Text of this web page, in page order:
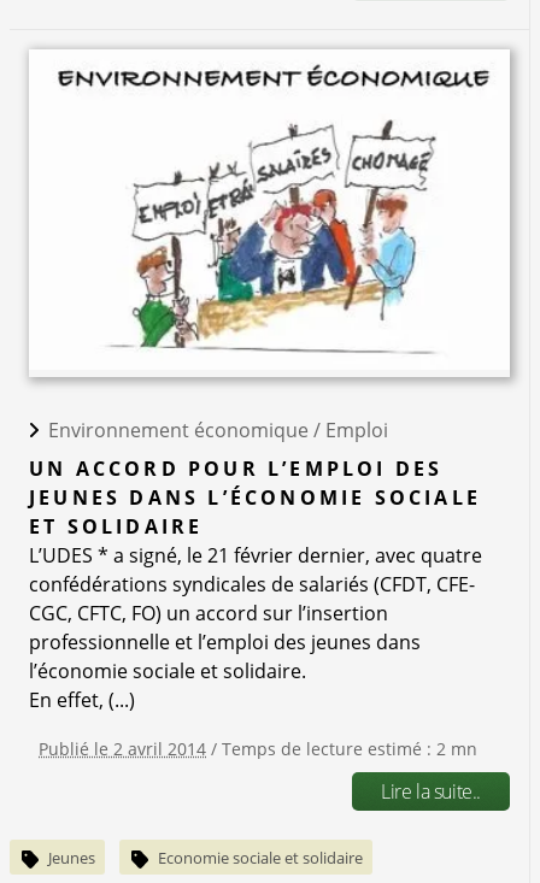
Environnement économique / Emploi
UN ACCORD POUR L’EMPLOI DES
JEUNES DANS L’ÉCONOMIE SOCIALE
ET SOLIDAIRE
L’UDES * a signé, le 21 février dernier, avec quatre
confédérations syndicales de salariés (CFDT, CFE-
CGC, CFTC, FO) un accord sur l’insertion
professionnelle et l’emploi des jeunes dans
l’économie sociale et solidaire.
En effet, (...)
Publié le 2 avril 2014 / Temps de lecture estimé : 2 mn
Lire la suite..
Jeunes Economie sociale et solidaire